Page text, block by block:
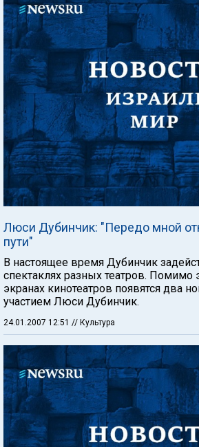
Люси Дубинчик: "Передо мной
пути"
В настоящее время Дубинчик
спектаклях разных театров. Помимо
экранах кинотеатров появятся два
участием Люси Дубинчик.
24.01.2007 12:51 // Культура